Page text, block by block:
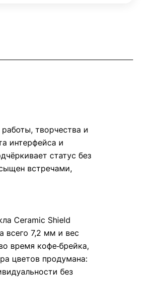
творчества и
интерфейса и
статус без
встречами,
Ceramic Shield
всего 7,2 мм и вес
время кофе‑брейка,
цветов продумана:
без